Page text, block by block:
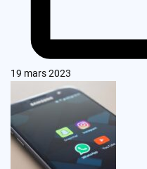
19 mars 2023